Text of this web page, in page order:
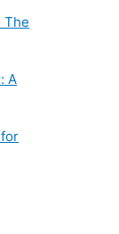
The
A